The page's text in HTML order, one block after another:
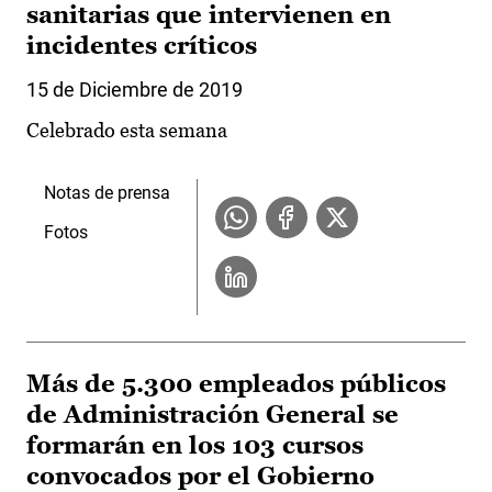
sanitarias que intervienen en
incidentes críticos
15 de Diciembre de 2019
Celebrado esta semana
Notas de prensa
Fotos
Más de 5.300 empleados públicos
de Administración General se
formarán en los 103 cursos
convocados por el Gobierno